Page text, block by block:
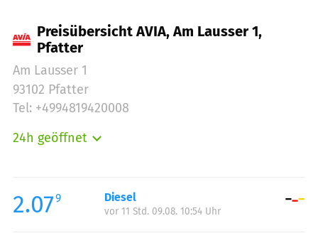
Preisübersicht AVIA, Am Lausser 1,
Pfatter
Am Lausser 1
93102 Pfatter
Tel: +4994819420008
24h geöffnet
Mittwoch:
00:00-23:59
Donnerstag:
2.079 Diesel
vor 11 Std. 09.08. 10:54 Uhr